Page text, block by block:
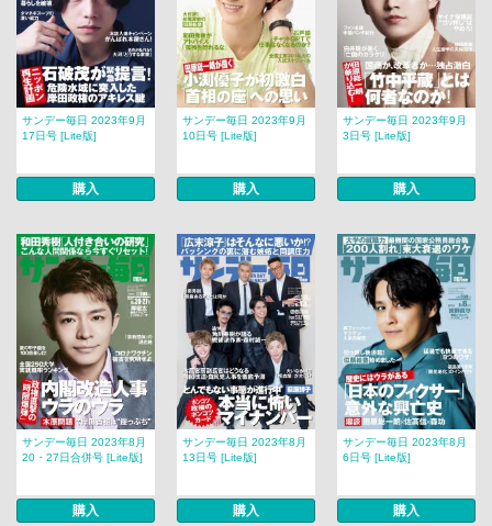
サンデー毎日 2023年9月
17日号 [Lite版]
購入
サンデー毎日 2023年9月
10日号 [Lite版]
購入
サンデー毎日 2023年9月
3日号 [Lite版]
購入
サンデー毎日 2023年8月
20・27日合併号 [Lite版]
購入
サンデー毎日 2023年8月
13日号 [Lite版]
購入
サンデー毎日 2023年8月
6日号 [Lite版]
購入